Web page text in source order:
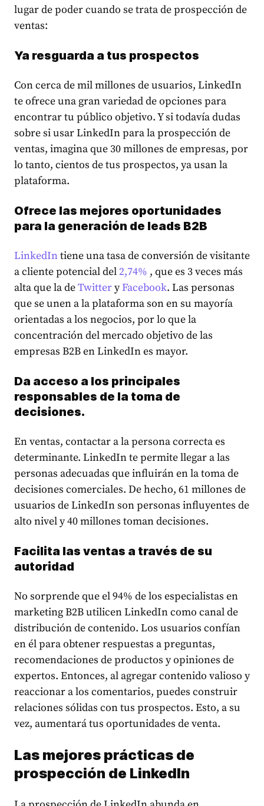
lugar de poder cuando se trata de prospección de
ventas:
Ya resguarda a tus prospectos
Con cerca de mil millones de usuarios, LinkedIn
te ofrece una gran variedad de opciones para
encontrar tu público objetivo. Y si todavía dudas
sobre si usar LinkedIn para la prospección de
ventas, imagina que 30 millones de empresas, por
lo tanto, cientos de tus prospectos, ya usan la
plataforma.
Ofrece las mejores oportunidades
para la generación de leads B2B
LinkedIntiene una tasa de conversión de visitante
a cliente potencial del 2,74% , que es 3 veces más
alta que la deTwitteryFacebook. Las personas
que se unen a la plataforma son en su mayoría
orientadas a los negocios, por lo que la
concentración del mercado objetivo de las
empresas B2B en LinkedIn es mayor.
Da acceso a los principales
responsables de la toma de
decisiones.
En ventas, contactar a la persona correcta es
determinante. LinkedIn te permite llegar a las
personas adecuadas que influirán en la toma de
decisiones comerciales. De hecho, 61 millones de
usuarios de LinkedIn son personas influyentes de
alto nivel y 40 millones toman decisiones.
Facilita las ventas a través de su
autoridad
No sorprende que el94% de los especialistas en
marketing B2Butilicen LinkedIn como canal de
distribución de contenido. Los usuarios confían
en él para obtener respuestas a preguntas,
recomendaciones de productos y opiniones de
expertos. Entonces, al agregar contenido valioso y
reaccionar a los comentarios, puedes construir
relaciones sólidas con tus prospectos. Esto, a su
vez, aumentará tus oportunidades de venta.
Las mejores prácticas de
prospección de LinkedIn